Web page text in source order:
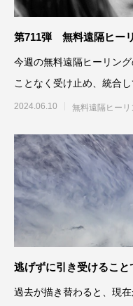
第711弾 無料遠隔ヒー
今週の無料遠隔ヒーリン
ことなく受け止め、統合
働きかける」です。参加さ
2024.06.10 無料遠隔ヒーリ
逃げずに引き受けること
過去が描き替わると、現